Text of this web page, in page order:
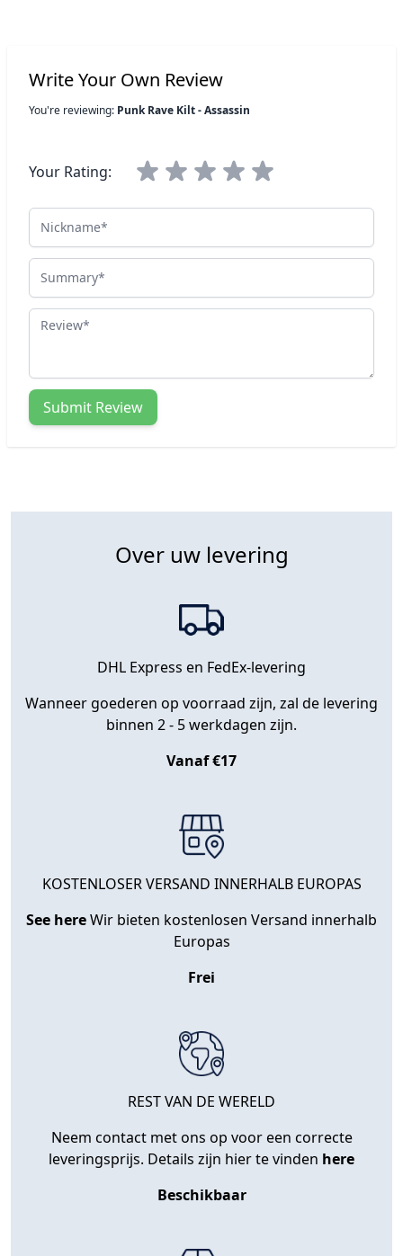
Write Your Own Review
You're reviewing: Punk Rave Kilt - Assassin
Your Rating:
Nickname
Summary
Review
Submit Review
Over uw levering
DHL Express en FedEx-levering
Wanneer goederen op voorraad zijn, zal de levering
binnen 2 - 5 werkdagen zijn.
Vanaf €17
KOSTENLOSER VERSAND INNERHALB EUROPAS
See hereWir bieten kostenlosen Versand innerhalb
Europas
Frei
REST VAN DE WERELD
Neem contact met ons op voor een correcte
leveringsprijs. Details zijn hier te vinden here
Beschikbaar